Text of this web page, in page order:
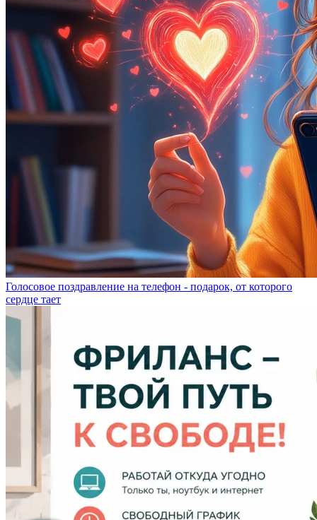
Голосовое поздравление на телефон - подарок, от которого
сердце тает